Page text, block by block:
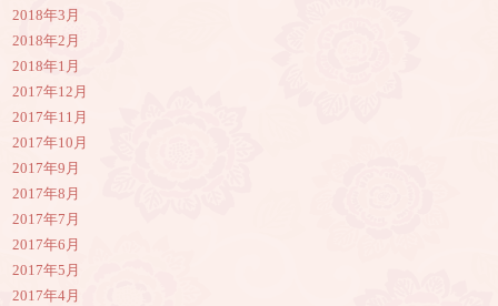
2018年3月
2018年2月
2018年1月
2017年12月
2017年11月
2017年10月
2017年9月
2017年8月
2017年7月
2017年6月
2017年5月
2017年4月